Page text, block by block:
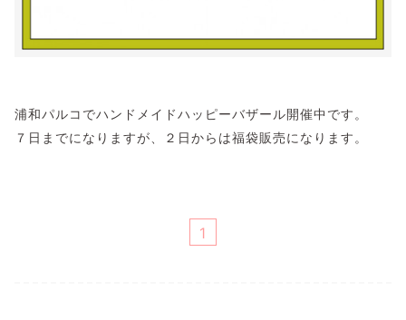
浦和パルコでハンドメイドハッピーバザール開催中です。
７日までになりますが、２日からは福袋販売になります。
1